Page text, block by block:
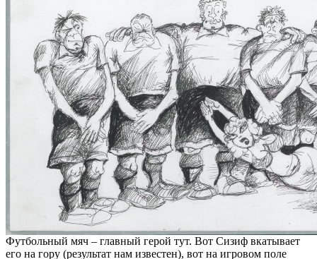
Футбольный мяч – главный герой тут. Вот Сизиф вкатывает
его на гору (результат нам известен), вот на игровом поле